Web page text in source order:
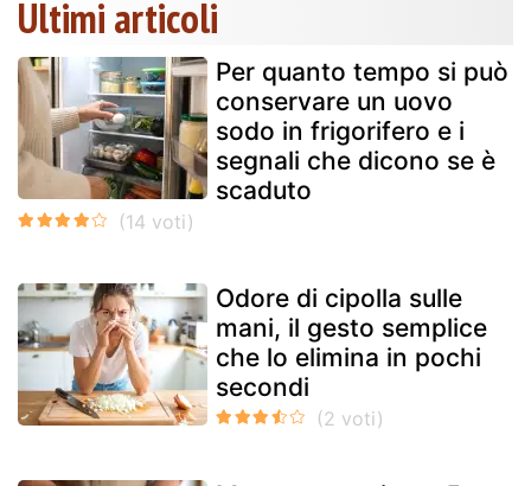
Ultimi articoli
Per quanto tempo si può
conservare un uovo
sodo in frigorifero e i
segnali che dicono se è
scaduto
Odore di cipolla sulle
mani, il gesto semplice
che lo elimina in pochi
secondi